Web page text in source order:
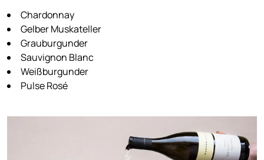
Chardonnay
Gelber Muskateller
Grauburgunder
Sauvignon Blanc
Weißburgunder
Pulse Rosé